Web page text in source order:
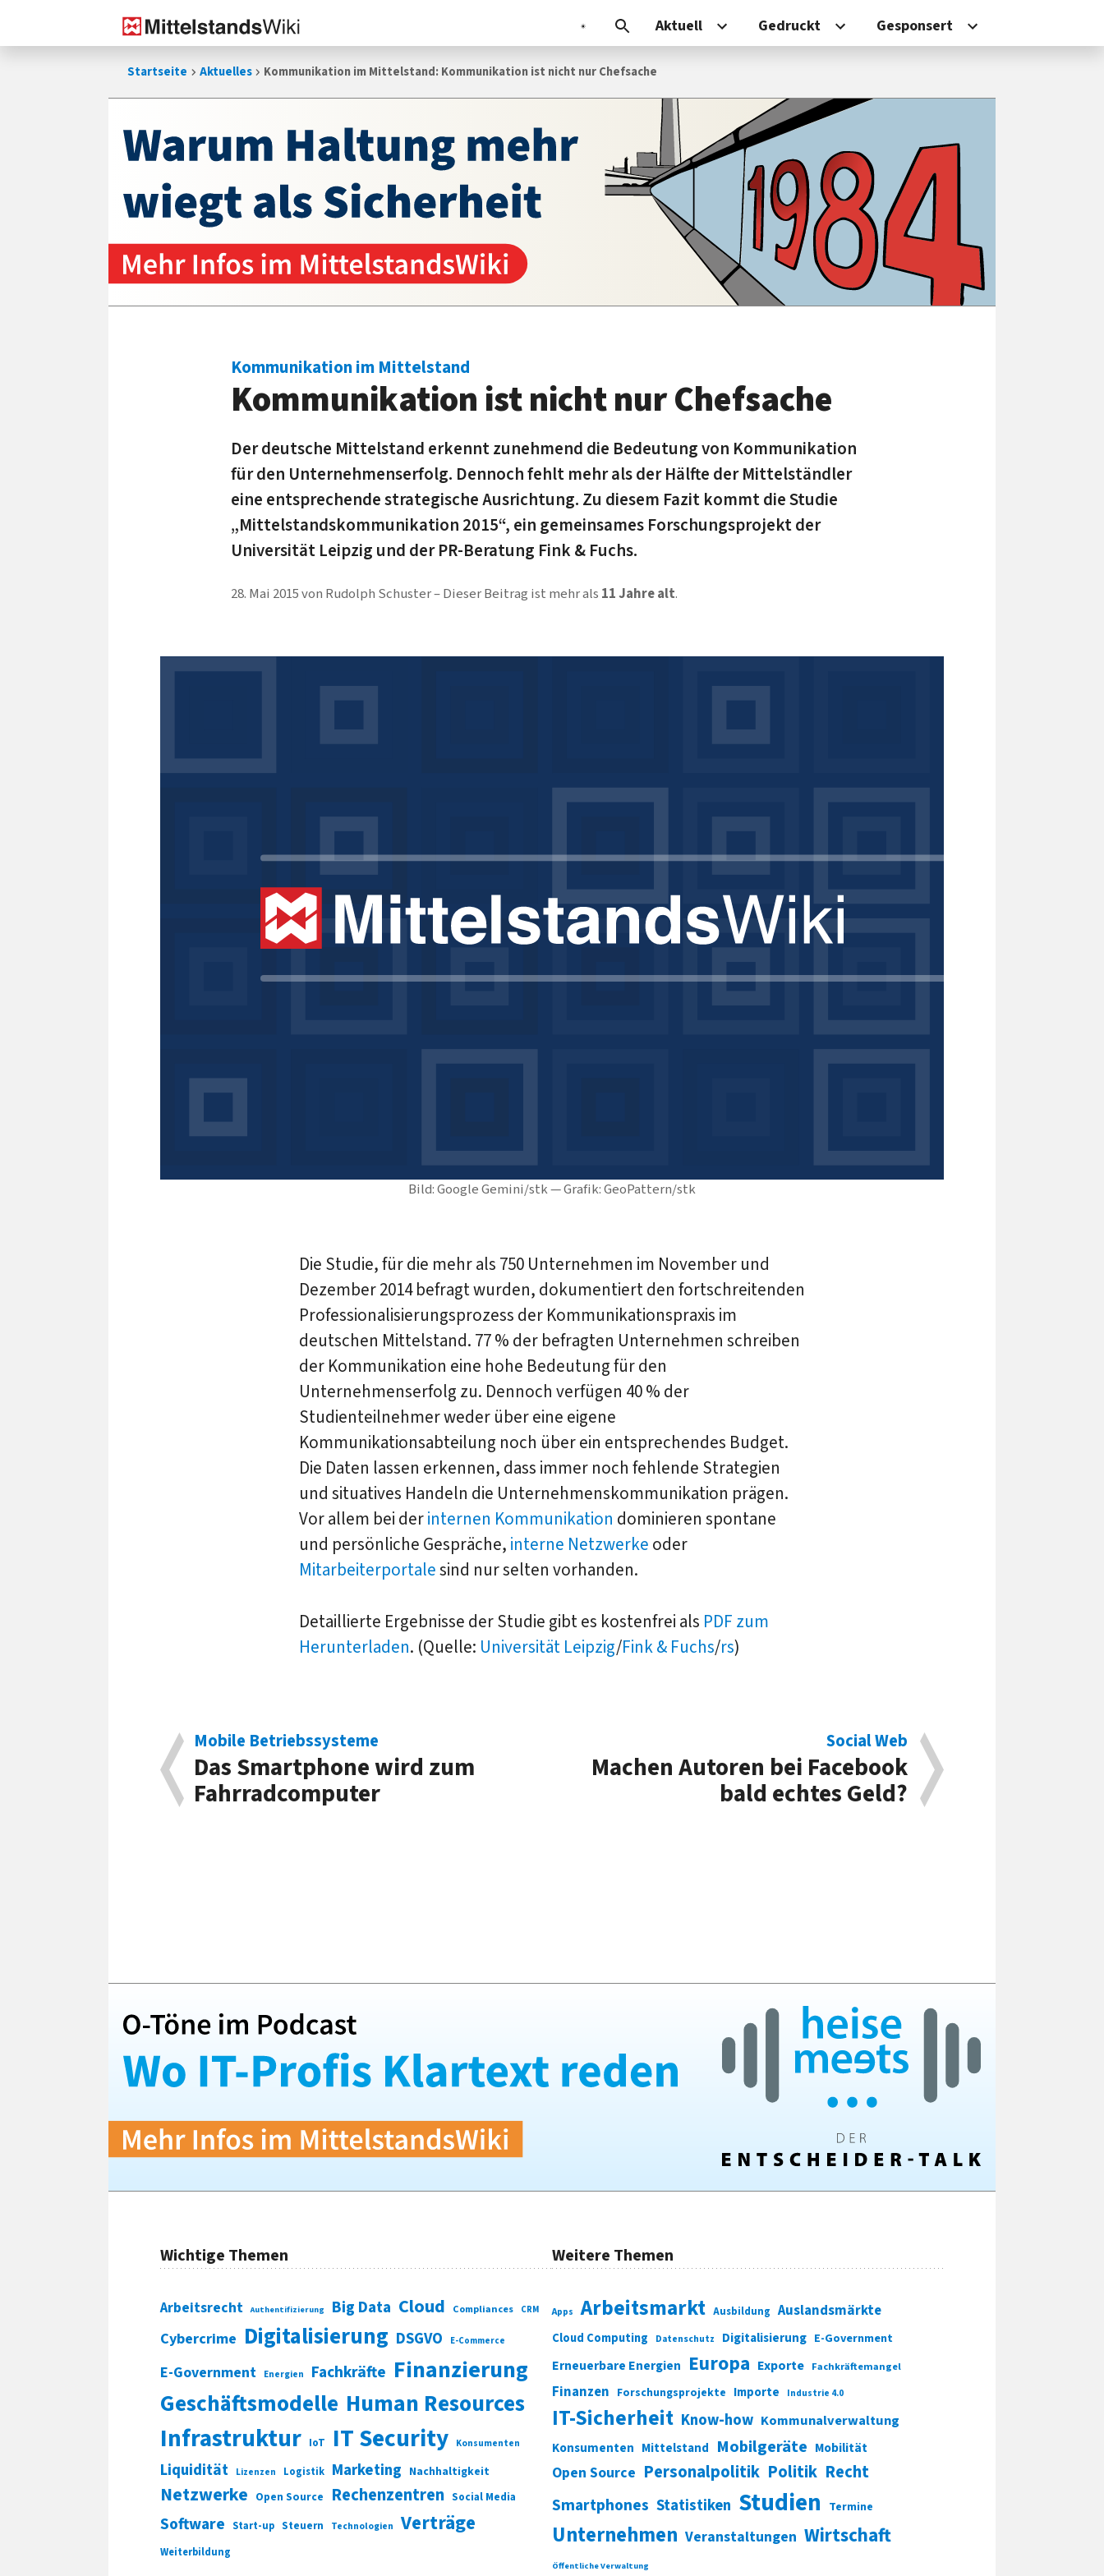
Aktuell Gedruckt Gesponsert
Startseite Aktuelles Kommunikation im Mittelstand: Kommunikation ist nicht nur Chefsache
Bild: Google Gemini/stk — Grafik: GeoPattern/stk
Kommunikation im Mittelstand
Kommunikation ist nicht nur Chefsache
Der deutsche Mittelstand erkennt zunehmend die Bedeutung von Kommunikation
für den Unternehmenserfolg. Dennoch fehlt mehr als der Hälfte der Mittelständler
eine entsprechende strategische Ausrichtung. Zu diesem Fazit kommt die Studie
„Mittelstandskommunikation 2015“, ein gemeinsames Forschungsprojekt der
Universität Leipzig und der PR-Beratung Fink & Fuchs.
28. Mai 2015von Rudolph Schuster Dieser Beitrag ist mehr als 11 Jahre alt.
Die Studie, für die mehr als 750 Unternehmen im November und
Dezember 2014 befragt wurden, dokumentiert den fortschreitenden
Professionalisierungsprozess der Kommunikationspraxis im
deutschen Mittelstand. 77 % der befragten Unternehmen schreiben
der Kommunikation eine hohe Bedeutung für den
Unternehmenserfolg zu. Dennoch verfügen 40 % der
Studienteilnehmer weder über eine eigene
Kommunikationsabteilung noch über ein entsprechendes Budget.
Die Daten lassen erkennen, dass immer noch fehlende Strategien
und situatives Handeln die Unternehmenskommunikation prägen.
Vor allem bei derinternen Kommunikation dominieren spontane
und persönliche Gespräche, interne Netzwerke oder
Mitarbeiterportalesind nur selten vorhanden.
Detaillierte Ergebnisse der Studie gibt es kostenfrei als PDF zum
Herunterladen. (Quelle: Universität Leipzig/Fink & Fuchs/rs)
Mobile Betriebssysteme
Das Smartphone wird zum
Fahrradcomputer
Social Web
Machen Autoren bei Facebook
bald echtes Geld?
Wichtige Themen
Arbeitsrecht Authentifizierung Big Data Cloud Compliances CRM
Cybercrime Digitalisierung DSGVO E-Commerce
E-Government Energien Fachkräfte Finanzierung
Geschäftsmodelle Human Resources
Infrastruktur IoT IT Security Konsumenten
Liquidität Lizenzen Logistik Marketing Nachhaltigkeit
Netzwerke Open Source Rechenzentren Social Media
Software Start-up Steuern Technologien Verträge
Weiterbildung
Weitere Themen
Apps Arbeitsmarkt Ausbildung Auslandsmärkte
Cloud Computing Datenschutz Digitalisierung E-Government
Erneuerbare Energien Europa Exporte Fachkräftemangel
Finanzen Forschungsprojekte Importe Industrie 4.0
IT-Sicherheit Know-how Kommunalverwaltung
Konsumenten Mittelstand Mobilgeräte Mobilität
Open Source Personalpolitik Politik Recht
Smartphones Statistiken Studien Termine
Unternehmen Veranstaltungen Wirtschaft
Öffentliche Verwaltung